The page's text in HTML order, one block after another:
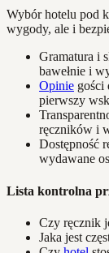
Wybór hotelu pod
wygody, ale i
Gramatura i
bawełnie i
Opinie gości
pierwszy
ręczników i
Dostępność
wydawane
Lista kontrolna
Czy ręcznik
Jaka jest